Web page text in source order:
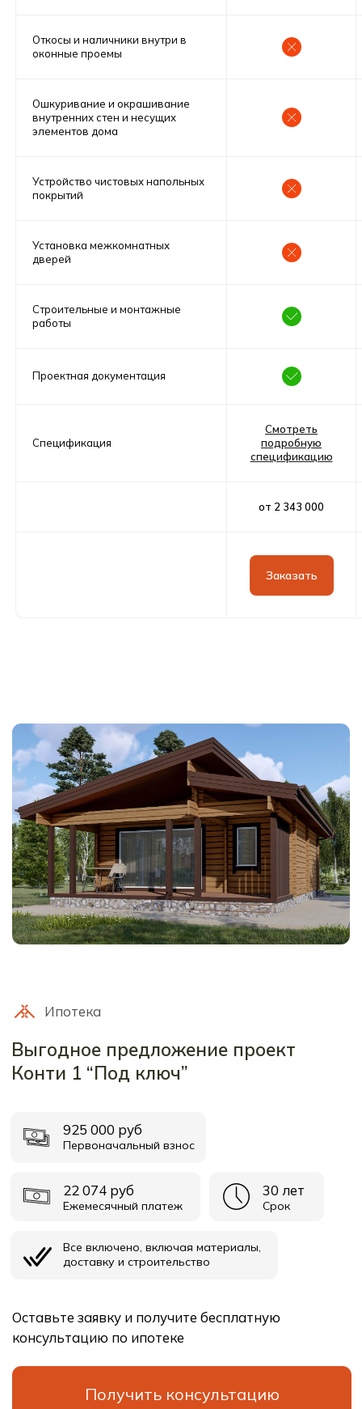
Откосы и наличники внутри в
оконные проемы
Ошкуривание и окрашивание
внутренних стен и несущих
элементов дома
Устройство чистовых напольных
покрытий
Установка межкомнатных
дверей
Строительные и монтажные
работы
Проектная документация
Спецификация
Смотреть
подробную
спецификацию
от 2 343 000
Заказать
Оставьте заявку и получите бесплатную
Получить консультацию
22 074 руб
Ежемесячный платеж
Оставьте заявку
Оставьте ваши контакты ниже, и мы
свяжемся с вами в ближайщее время для
обсуждения всех деталей
Понравился проект? Поможем
рассчитать точную стоимость
дома
Свяжитесь с нами любым
удобным способом
Контактный номер Время работы: ежедневно